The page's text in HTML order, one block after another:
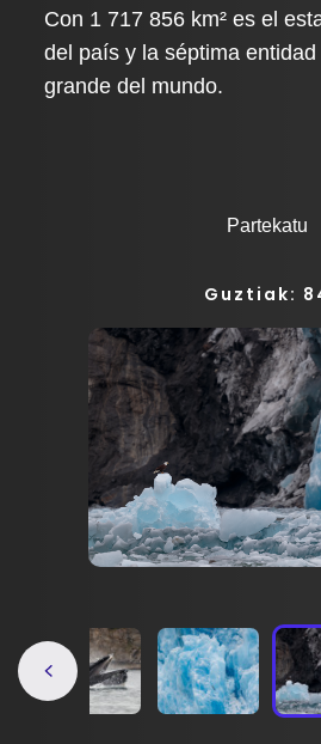
Con 1 717 856 km² es el
del país y la séptima
grande del mundo.
Partekatu
Guztiak: